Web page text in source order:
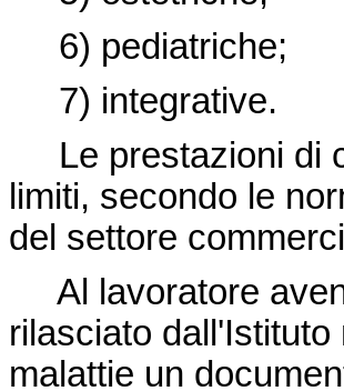
6) pediatriche;
7) integrative.
Le prestazioni di
limiti, secondo le
del settore
Al lavoratore
rilasciato
malattie un